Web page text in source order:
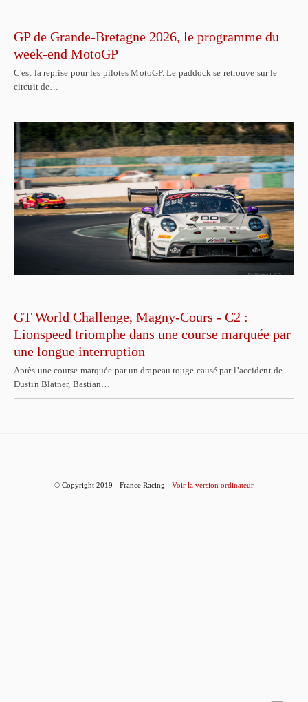
GP de Grande-Bretagne 2026, le programme du
week-end MotoGP
C'est la reprise pour les pilotes MotoGP. Le paddock se retrouve sur le
circuit de…
GT World Challenge, Magny-Cours - C2 :
Lionspeed triomphe dans une course marquée par
une longue interruption
Après une course marquée par un drapeau rouge causé par l’accident de
Dustin Blatner, Bastian…
© Copyright 2019 - France Racing Voir la version ordinateur